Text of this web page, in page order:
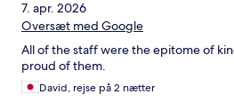
7. apr. 2026
Oversæt med Google
All of the staff were the epitome of
proud of them.
David, rejse på 2 nætter